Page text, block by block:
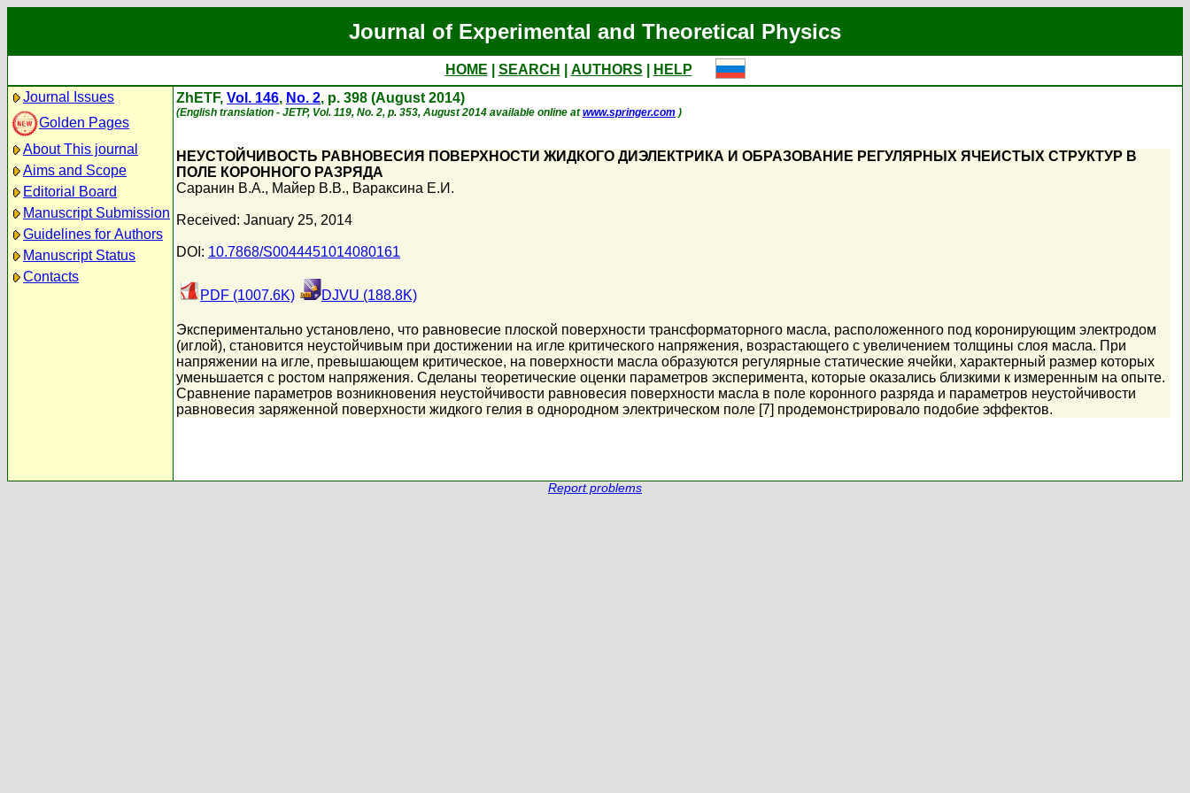
Journal of Experimental and Theoretical Physics
HOME SEARCH AUTHORS
HELP
Journal Issues
Golden Pages
About This journal
Aims and Scope
Editorial Board
Manuscript Submission
Guidelines for Authors
Manuscript Status
Contacts
ZhETF, Vol. 146, No. 2, p. 398 (August 2014)
(English translation - JETP, Vol. 119, No. 2, p. 353, August 2014 available online atwww.springer.com )
НЕУСТОЙЧИВОСТЬ РАВНОВЕСИЯ ПОВЕРХНОСТИ ЖИДКОГО ДИЭЛЕКТРИКА И ОБРАЗОВАНИЕ РЕГУЛЯРНЫХ ЯЧЕИСТЫХ СТРУКТУР В
ПОЛЕ КОРОННОГО РАЗРЯДА
Саранин В.А., Майер В.В., Вараксина Е.И.
Received: January 25, 2014
DOI: 10.7868/S0044451014080161
PDF (1007.6K) DJVU (188.8K)
Экспериментально установлено, что равновесие плоской поверхности трансформаторного масла, расположенного под коронирующим электродом
(иглой), становится неустойчивым при достижении на игле критического напряжения, возрастающего с увеличением толщины слоя масла. При
напряжении на игле, превышающем критическое, на поверхности масла образуются регулярные статические ячейки, характерный размер которых
уменьшается с ростом напряжения. Сделаны теоретические оценки параметров эксперимента, которые оказались близкими к измеренным на опыте.
Сравнение параметров возникновения неустойчивости равновесия поверхности масла в поле коронного разряда и параметров неустойчивости
равновесия заряженной поверхности жидкого гелия в однородном электрическом поле [7] продемонстрировало подобие эффектов.
Report problems